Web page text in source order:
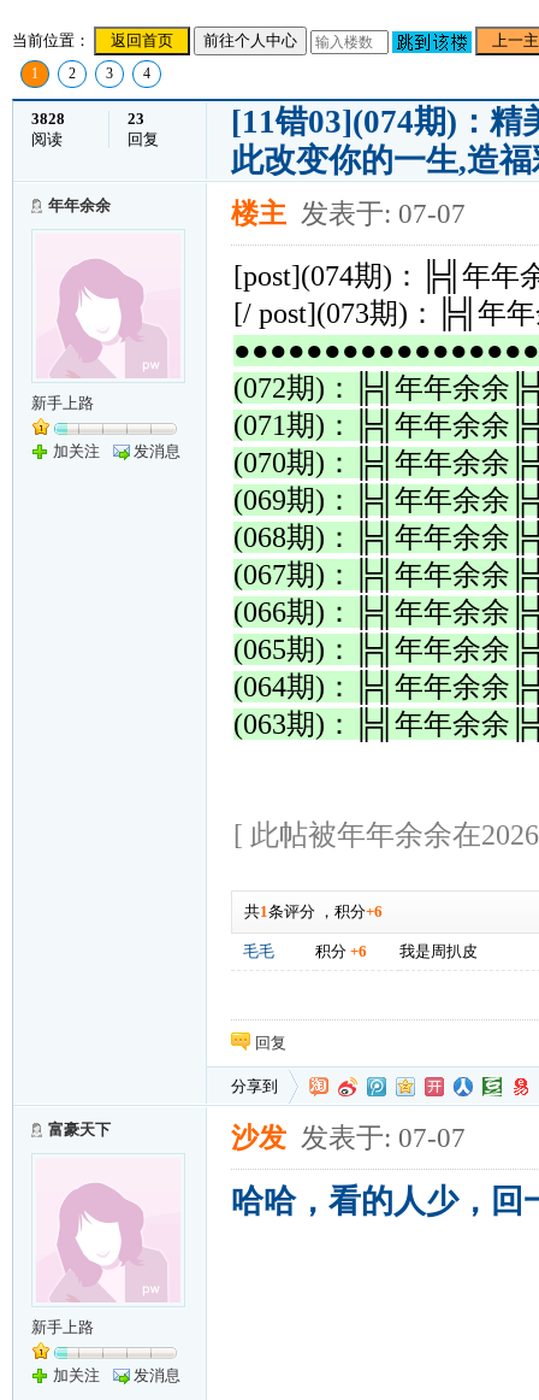
当前位置： 返回首页 前往个人中心 上一
1 2 3 4
3828
阅读
23
回复
[11错03](074期)：
此改变你的一生,造
年年余余
新手上路
加关注 发消息
楼主 发表于: 07-07
[post](074期)：╠╣年年
[/ post](073期)：╠╣年
●●●●●●●●●●●●●●●●●
(072期)：╠╣年年余余
(071期)：╠╣年年余余
(070期)：╠╣年年余余
(069期)：╠╣年年余余
(068期)：╠╣年年余余
(067期)：╠╣年年余余
(066期)：╠╣年年余余
(065期)：╠╣年年余余
(064期)：╠╣年年余余
(063期)：╠╣年年余余
[ 此帖被年年余余在
共1条评分， 积分+6
毛毛 积分 +6 我是周扒皮
回复
分享到
富豪天下
新手上路
加关注 发消息
沙发 发表于: 07-07
哈哈，看的人少，回